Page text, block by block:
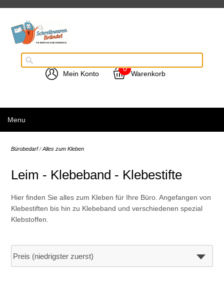
Mein Konto
0
Warenkorb
Menu
Bürobedarf/Alles zum Kleben
Leim - Klebeband - Klebestifte
Hier finden Sie alles zum Kleben für Ihre Büro. Angefangen von
Klebestiften bis hin zu Klebeband und verschiedenen spezial
Klebstoffen.